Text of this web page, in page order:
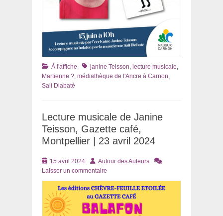
Catégories
À l'affiche Tagsjanine Teisson, lecture musicale,
Martienne ?, médiathèque de l'Ancre à Carnon,
Sali Diabaté
Lecture musicale de Janine
Teisson, Gazette café,
Montpellier | 23 avril 2024
Posté
le
15 avril 2024 AuteurAutour des Auteurs
Laisser un commentaire